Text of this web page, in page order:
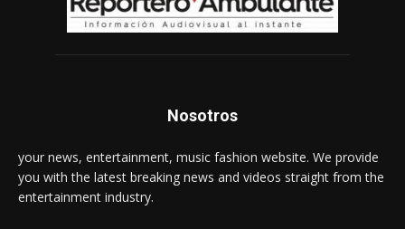
Nosotros
your news, entertainment, music fashion website. We provide
you with the latest breaking news and videos straight from the
entertainment industry.